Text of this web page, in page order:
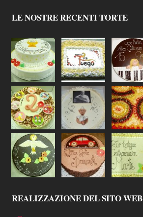
LE NOSTRE RECENTI TORTE
REALIZZAZIONE DEL SITO WEB